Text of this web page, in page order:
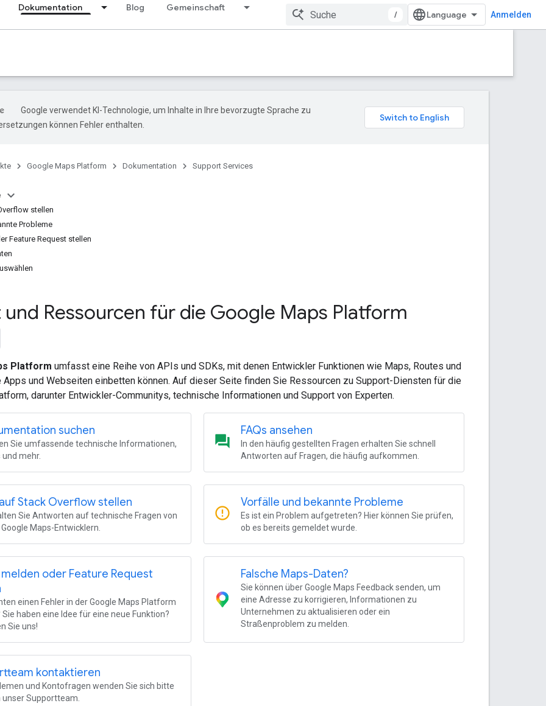
Dokumentation Blog Gemeinschaft
/ Anmelden
Google verwendet KI-Technologie, um Inhalte in Ihre bevorzugte Sprache zu
können Fehler enthalten.
Google Maps Platform Dokumentation Support Services
stellen
Probleme
Feature Request stellen
und Ressourcen für die Google Maps Platform
Platform umfasst eine Reihe von APIs und SDKs, mit denen Entwickler Funktionen wie Maps, Routes und
Apps und Webseiten einbetten können. Auf dieser Seite finden Sie Ressourcen zu Support-Diensten für die
darunter Entwickler-Communitys, technische Informationen und Support von Experten.
suchen
Sie umfassende technische Informationen,
mehr.
question_answer
FAQs ansehen
In den häufig gestellten Fragen erhalten Sie schnell
Antworten auf Fragen, die häufig aufkommen.
Stack Overflow stellen
Sie Antworten auf technische Fragen von
Maps-Entwicklern.
error_outline
Vorfälle und bekannte Probleme
Es ist ein Problem aufgetreten? Hier können Sie prüfen,
ob es bereits gemeldet wurde.
melden oder Feature Request
einen Fehler in der Google Maps Platform
haben eine Idee für eine neue Funktion?
Sie uns!
Falsche Maps-Daten?
Sie können über Google Maps Feedback senden, um
eine Adresse zu korrigieren, Informationen zu
Unternehmen zu aktualisieren oder ein
Straßenproblem zu melden.
kontaktieren
und Kontofragen wenden Sie sich bitte
unser Supportteam.